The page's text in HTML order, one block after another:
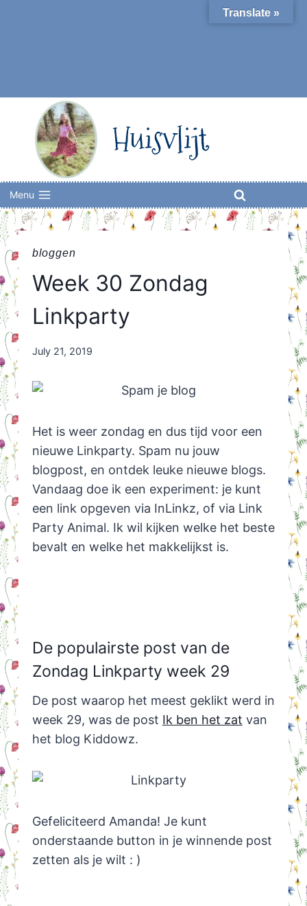
Huisvlijt
Menu
bloggen
Week 30 Zondag
Linkparty
By
Orriëns
July 21, 2019
Het is weer zondag en dus tijd voor een
nieuwe Linkparty. Spam nu jouw
blogpost, en ontdek leuke nieuwe blogs.
Vandaag doe ik een experiment: je kunt
een link opgeven via InLinkz, of via Link
Party Animal. Ik wil kijken welke het beste
bevalt en welke het makkelijkst is.
De populairste post van de
Zondag Linkparty week 29
De post waarop het meest geklikt werd in
week 29, was de post Ik ben het zat van
het blog Kiddowz.
Gefeliciteerd Amanda! Je kunt
onderstaande button in je winnende post
zetten als je wilt : )
Translate »